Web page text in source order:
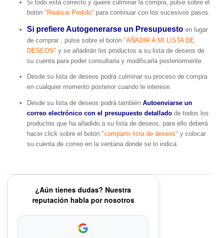
Si todo está correcto y quiere culminar la compra, pulse sobre el
botón "Realizar Pedido" para continuar con los sucesivos pasos.
Si prefiere Autogenerarse un Presupuesto en lugar
de comprar , pulse sobre el botón "AÑADIR A MI LISTA DE
DESEOS" y se añadirán los productos a su lista de deseos de
su cuenta para poder consultarla y modificarla posteriormente.
Desde su lista de deseos podrá culminar su proceso de compra
en cualquier momento posterior cuando le interese.
Desde su lista de deseos podrá también Autoenviarse un
correo electrónico con el presupuesto detallado de todos los
productos que ha añadido a su lista de deseos, para ello deberá
hacer click sobre el botón "compartir lista de deseos" y colocar
su cuenta de correo en la ventana donde se lo indica.
¿Aún tienes dudas? Nuestra
reputación habla por nosotros